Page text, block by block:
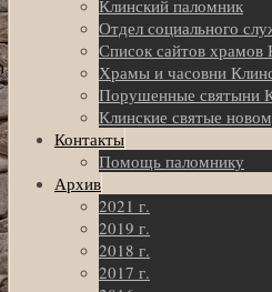
Клинский паломник
Отдел социального
Список сайтов храмов
Храмы и часовни
Порушенные святыни
Клинские святые
Контакты
Помощь паломнику
Архив
2021 г.
2019 г.
2018 г.
2017 г.